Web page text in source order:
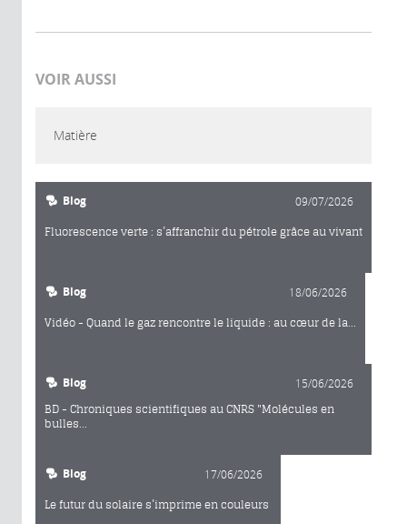
VOIR AUSSI
Matière
Blog 09/07/2026
Fluorescence verte : s’affranchir du pétrole grâce au vivant
Blog 18/06/2026
Vidéo - Quand le gaz rencontre le liquide : au cœur de la...
Blog 15/06/2026
BD - Chroniques scientifiques au CNRS "Molécules en
bulles...
Blog 17/06/2026
Le futur du solaire s’imprime en couleurs